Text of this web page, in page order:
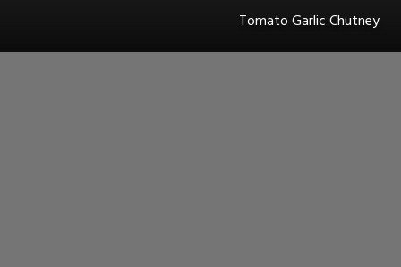
Tomato Garlic Chutney